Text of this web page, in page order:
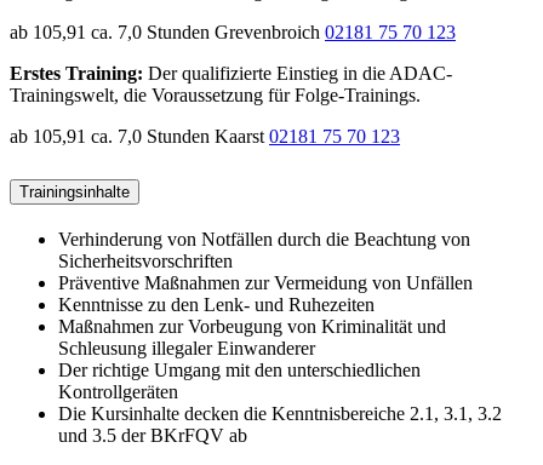
ab 105,91 ca. 7,0 Stunden Grevenbroich 02181 75 70 123
Erstes Training: Der qualifizierte Einstieg in die ADAC-
Trainingswelt, die Voraussetzung für Folge-Trainings.
ab 105,91 ca. 7,0 Stunden Kaarst 02181 75 70 123
Trainingsinhalte
Verhinderung von Notfällen durch die Beachtung von
Sicherheitsvorschriften
Präventive Maßnahmen zur Vermeidung von Unfällen
Kenntnisse zu den Lenk- und Ruhezeiten
Maßnahmen zur Vorbeugung von Kriminalität und
Schleusung illegaler Einwanderer
Der richtige Umgang mit den unterschiedlichen
Kontrollgeräten
Die Kursinhalte decken die Kenntnisbereiche 2.1, 3.1, 3.2
und 3.5 der BKrFQV ab